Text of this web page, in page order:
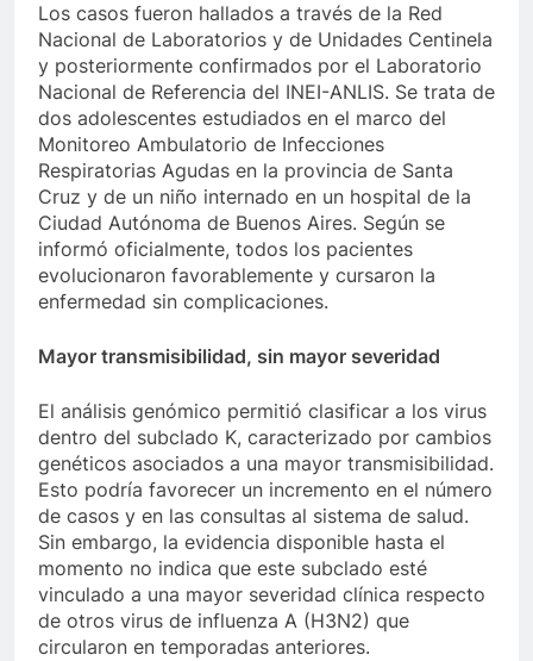
Los casos fueron hallados a través de la Red
Nacional de Laboratorios y de Unidades Centinela
y posteriormente confirmados por el Laboratorio
Nacional de Referencia del INEI-ANLIS. Se trata de
dos adolescentes estudiados en el marco del
Monitoreo Ambulatorio de Infecciones
Respiratorias Agudas en la provincia de Santa
Cruz y de un niño internado en un hospital de la
Ciudad Autónoma de Buenos Aires. Según se
informó oficialmente, todos los pacientes
evolucionaron favorablemente y cursaron la
enfermedad sin complicaciones.
Mayor transmisibilidad, sin mayor severidad
El análisis genómico permitió clasificar a los virus
dentro del subclado K, caracterizado por cambios
genéticos asociados a una mayor transmisibilidad.
Esto podría favorecer un incremento en el número
de casos y en las consultas al sistema de salud.
Sin embargo, la evidencia disponible hasta el
momento no indica que este subclado esté
vinculado a una mayor severidad clínica respecto
de otros virus de influenza A (H3N2) que
circularon en temporadas anteriores.